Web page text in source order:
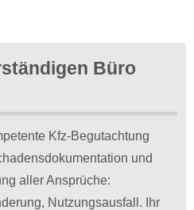
Büro
Kfz-Begutachtung
und
aller Ansprüche:
Nutzungsausfall. Ihr